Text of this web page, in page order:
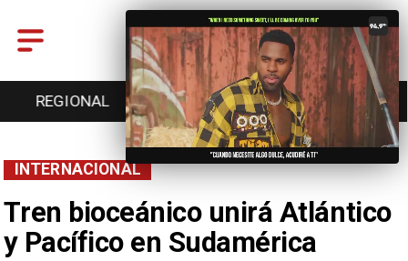
ENTRETENCIÓN DEPORTES CULTURA
Tren bioceánico unirá Atlántico
y Pacífico en Sudamérica
INTERNACIONAL